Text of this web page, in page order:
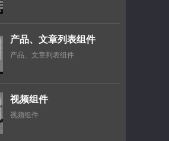
产品、文章列表组件
产品、文章列表组件
视频组件
视频组件